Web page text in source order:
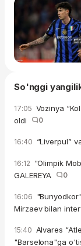
So'nggi
17:05 Vozinya
oldi
0
16:40 “Liverpul”
16:12 "Olimpik
GALEREYA
0
16:06
Mirzaev bilan
15:40 Alvares
"Barselona"ga